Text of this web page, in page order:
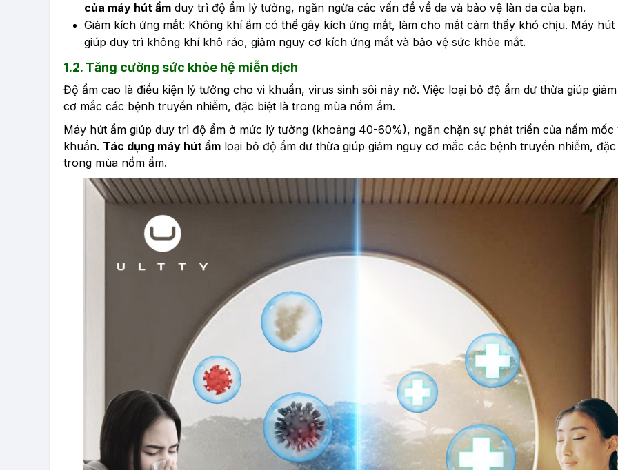
của máy hút ẩm duy trì độ ẩm lý tưởng, ngăn ngừa các vấn đề về da và bảo vệ làn da của bạn.
Giảm kích ứng mắt: Không khí ẩm có thể gây kích ứng mắt, làm cho mắt cảm thấy khó chịu. Máy hút
giúp duy trì không khí khô ráo, giảm nguy cơ kích ứng mắt và bảo vệ sức khỏe mắt.
1.2. Tăng cường sức khỏe hệ miễn dịch
Độ ẩm cao là điều kiện lý tưởng cho vi khuẩn, virus sinh sôi nảy nở. Việc loại bỏ độ ẩm dư thừa giúp
cơ mắc các bệnh truyền nhiễm, đặc biệt là trong mùa nồm ẩm.
Máy hút ẩm giúp duy trì độ ẩm ở mức lý tưởng (khoảng 40-60%), ngăn chặn sự phát triển của nấm mốc
khuẩn. Tác dụng máy hút ẩm loại bỏ độ ẩm dư thừa giúp giảm nguy cơ mắc các bệnh truyền nhiễm,
trong mùa nồm ẩm.